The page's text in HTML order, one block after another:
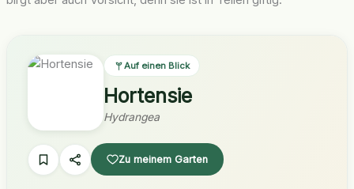
Auf einen Blick
Hortensie
Hydrangea
Zu meinem Garten